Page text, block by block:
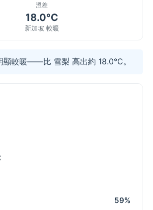
溫差
18.0°C
新加坡 較暖
顯較暖——比 雪梨 高出約 18.0°C。
59%